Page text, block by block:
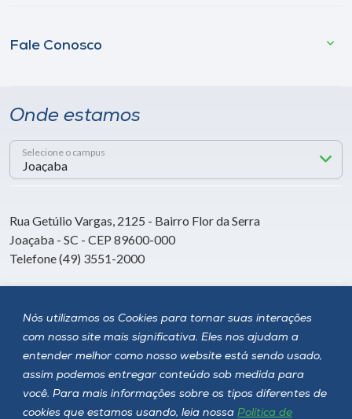
Nós utilizamos os Cookies para tornar suas interações
com nosso site mais significativa. Eles nos ajudam a
entender melhor como nosso website está sendo usado,
assim podemos entregar conteúdo sob medida para
você. Para mais informações sobre os tipos diferentes de
cookies que estamos usando, leia nossa Política de
Fale Conosco
Onde estamos
Selecione o campus
Rua Getúlio Vargas, 2125 - Bairro Flor da Serra
Joaçaba - SC - CEP 89600-000
Telefone (49) 3551-2000
Siga a Unoesc